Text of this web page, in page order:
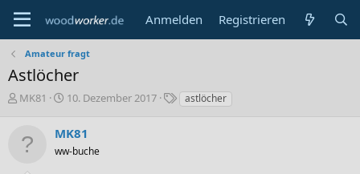
Anmelden Registrieren
Amateur fragt
Astlöcher
E
t
MK81
E
t
e
10. Dezember 2017
Sastlöcher
MK81
ww-buche